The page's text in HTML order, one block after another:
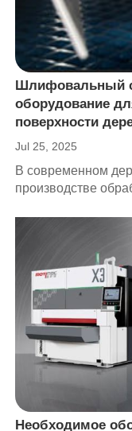
Шлифовальный
оборудование
поверхности
Jul 25, 2025
В современном
производстве
поверхности,
решающую роль в
изделий,
автоматизации.
Необходимое